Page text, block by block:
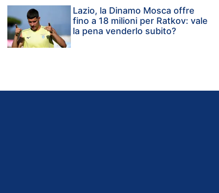
Lazio, la Dinamo Mosca offre
fino a 18 milioni per Ratkov: vale
la pena venderlo subito?